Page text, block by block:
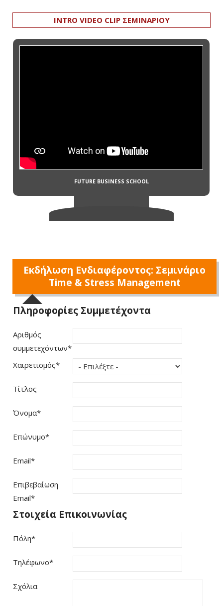
INTRO VIDEO CLIP ΣΕΜΙΝΑΡΙΟΥ
Εκδήλωση Ενδιαφέροντος: Σεμινάριο
Time & Stress Management
Πληροφορίες Συμμετέχοντα
Αριθμός
συμμετεχόντων*
Χαιρετισμός*
Τίτλος
Όνομα*
Επώνυμο*
Email*
Επιβεβαίωση
Email*
Στοιχεία Επικοινωνίας
Πόλη*
Τηλέφωνο*
Σχόλια